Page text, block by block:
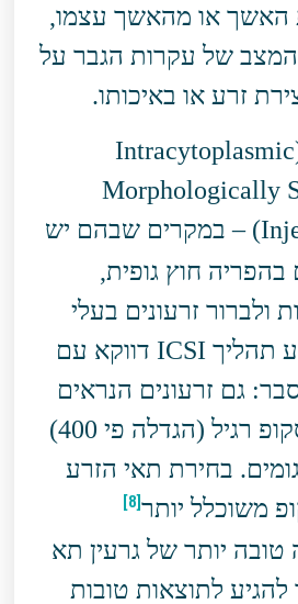
האשך או מהאשך עצמו,
של עקרות הגבר על
זרע או באיכותו.
(Intracytoplasmic
Morphologically
) – במקרים שבהם יש
בהפריה חוץ גופית,
ולברור זרעונים בעלי
מבנה תקין ולבצע תהליך ICSI דווקא עם
גם זרעונים הנראים
תקינים במיקרוסקופ רגיל (הגדלה פי 400)
בחירת תאי הזרע
משוכלל יותר[8]
יותר של גרעין תא
לתוצאות טובות